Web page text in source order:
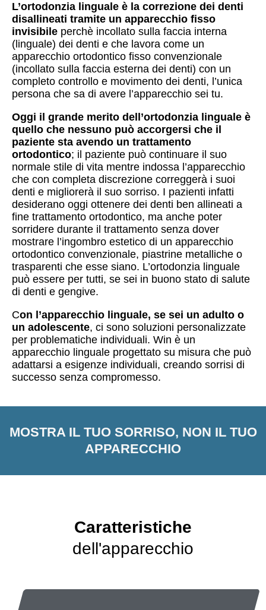
L’ortodonzia linguale è la correzione dei denti
disallineati tramite un apparecchio fisso
invisibile perchè incollato sulla faccia interna
(linguale) dei denti e che lavora come un
apparecchio ortodontico fisso convenzionale
(incollato sulla faccia esterna dei denti) con un
completo controllo e movimento dei denti, l’unica
persona che sa di avere l’apparecchio sei tu.
Oggi il grande merito dell’ortodonzia linguale è
quello che nessuno può accorgersi che il
paziente sta avendo un trattamento
ortodontico; il paziente può continuare il suo
normale stile di vita mentre indossa l’apparecchio
che con completa discrezione correggerà i suoi
denti e migliorerà il suo sorriso. I pazienti infatti
desiderano oggi ottenere dei denti ben allineati a
fine trattamento ortodontico, ma anche poter
sorridere durante il trattamento senza dover
mostrare l’ingombro estetico di un apparecchio
ortodontico convenzionale, piastrine metalliche o
trasparenti che esse siano. L’ortodonzia linguale
può essere per tutti, se sei in buono stato di salute
di denti e gengive.
Con l’apparecchio linguale, se sei un adulto o
un adolescente, ci sono soluzioni personalizzate
per problematiche individuali. Win è un
apparecchio linguale progettato su misura che può
adattarsi a esigenze individuali, creando sorrisi di
successo senza compromesso.
MOSTRA IL TUO SORRISO, NON IL TUO
APPARECCHIO
Caratteristiche
dell'apparecchio